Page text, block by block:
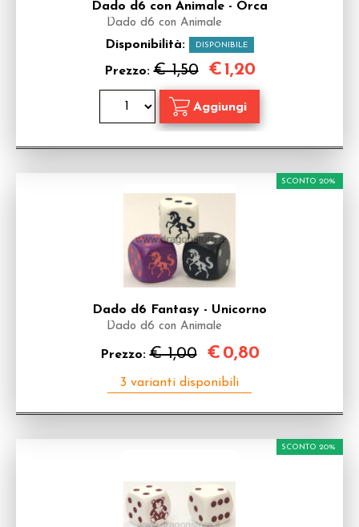
Dado d6 con Animale - Orca
Dado d6 con Animale
Disponibilità: DISPONIBILE
Prezzo:€ 1,50 €1,20
Dado d6 Fantasy - Unicorno
Dado d6 con Animale
Prezzo:€ 1,00
SCONTO 20%
€ 0,80
SCONTO 20%